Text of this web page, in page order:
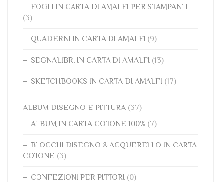
FOGLI IN CARTA DI AMALFI PER STAMPANTI
(3)
QUADERNI IN CARTA DI AMALFI (9)
SEGNALIBRI IN CARTA DI AMALFI (13)
SKETCHBOOKS IN CARTA DI AMALFI (17)
ALBUM DISEGNO E PITTURA (37)
ALBUM IN CARTA COTONE 100% (7)
BLOCCHI DISEGNO & ACQUERELLO IN CARTA
COTONE (3)
CONFEZIONI PER PITTORI (0)